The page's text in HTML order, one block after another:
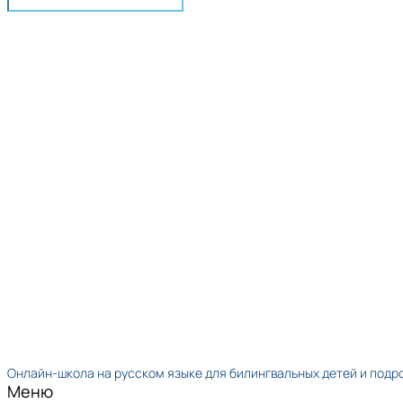
Онлайн-школа на русском языке для билингвальных детей и
Меню